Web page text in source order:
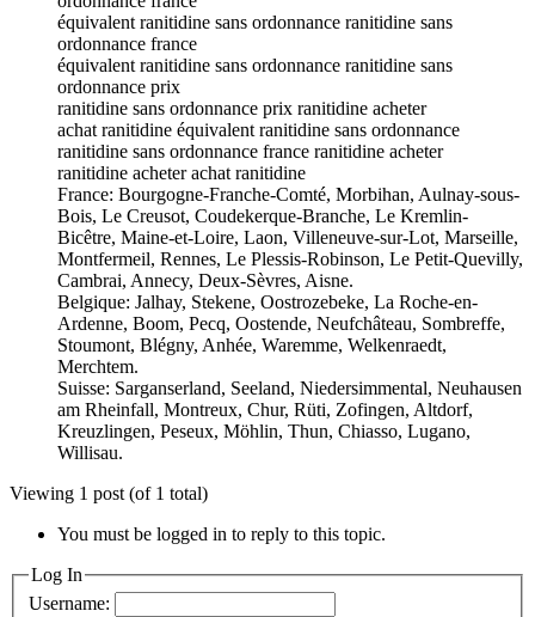
équivalent ranitidine sans ordonnance ranitidine sans
ordonnance france
équivalent ranitidine sans ordonnance ranitidine sans
ordonnance prix
ranitidine sans ordonnance prix ranitidine acheter
achat ranitidine équivalent ranitidine sans ordonnance
ranitidine sans ordonnance france ranitidine acheter
ranitidine acheter achat ranitidine
France: Bourgogne-Franche-Comté, Morbihan, Aulnay-sous-
Bois, Le Creusot, Coudekerque-Branche, Le Kremlin-
Bicêtre, Maine-et-Loire, Laon, Villeneuve-sur-Lot, Marseille,
Montfermeil, Rennes, Le Plessis-Robinson, Le Petit-Quevilly,
Cambrai, Annecy, Deux-Sèvres, Aisne.
Belgique: Jalhay, Stekene, Oostrozebeke, La Roche-en-
Ardenne, Boom, Pecq, Oostende, Neufchâteau, Sombreffe,
Stoumont, Blégny, Anhée, Waremme, Welkenraedt,
Merchtem.
Suisse: Sarganserland, Seeland, Niedersimmental, Neuhausen
am Rheinfall, Montreux, Chur, Rüti, Zofingen, Altdorf,
Kreuzlingen, Peseux, Möhlin, Thun, Chiasso, Lugano,
Willisau.
Viewing 1 post (of 1 total)
You must be logged in to reply to this topic.
Log In
Username: